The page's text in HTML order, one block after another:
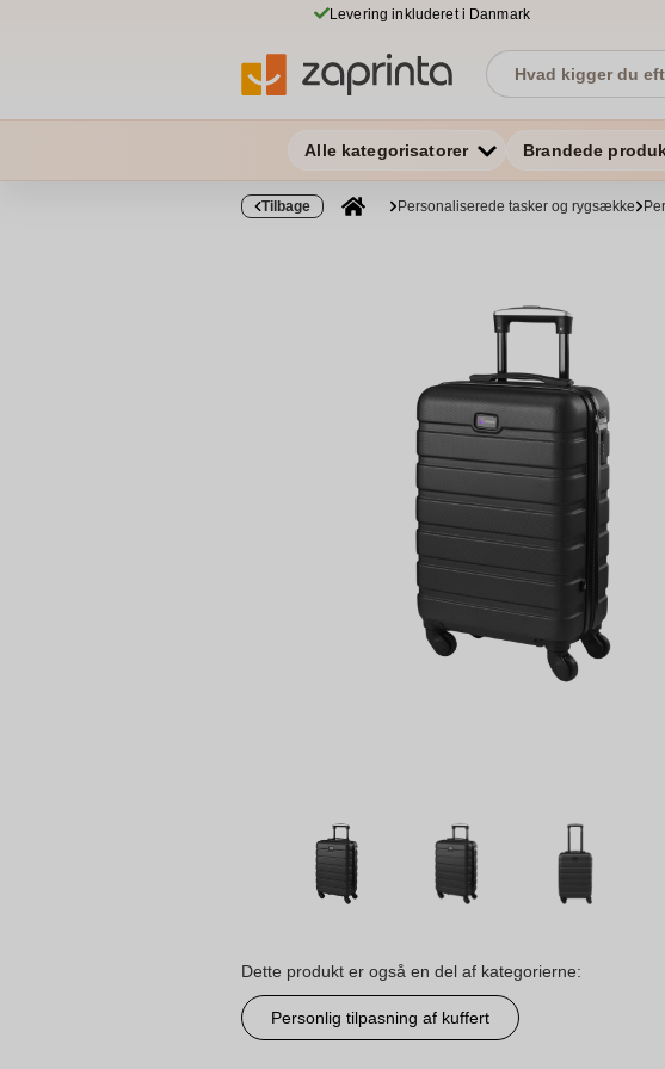
Levering inkluderet i Danmark
Alle kategorisatorer Brandede
Tilbage Personaliserede tasker og rygsække
Dette produkt er også en del af kategorierne:
Personlig tilpasning af kuffert